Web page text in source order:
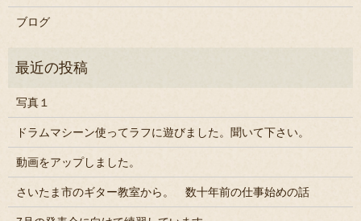
ブログ
写真１
ドラムマシーン使ってラフに遊びました。聞いて下さい。
動画をアップしました。
さいたま市のギター教室から。 数十年前の仕事始めの話